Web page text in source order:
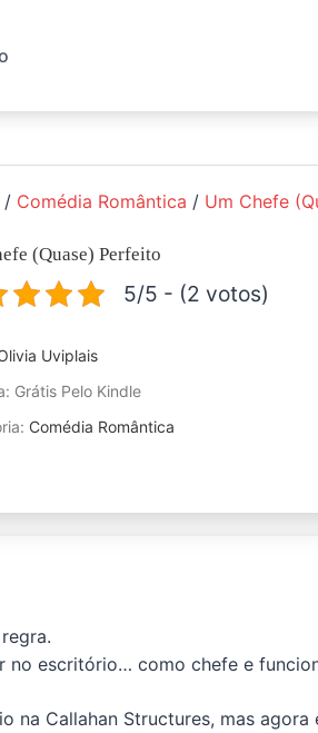
/ Comédia Romântica / Um Chefe
(Quase) Perfeito
5/5 - (2 votos)
Uviplais
Grátis Pelo Kindle
Comédia Romântica
no escritório… como chefe e
na Callahan Structures, mas agora